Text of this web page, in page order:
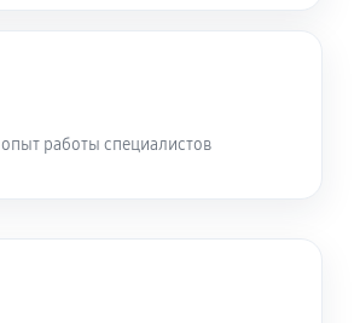
работы специалистов